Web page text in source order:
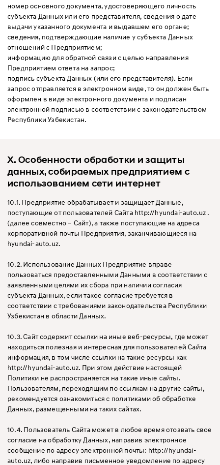
номер основного документа, удостоверяющего личность
субъекта Данных или его представителя, сведения о дате
выдачи указанного документа и выдавшем его органе;
сведения, подтверждающие наличие у субъекта Данных
отношений с Предприятием;
информацию для обратной связи с целью направления
Предприятием ответа на запрос;
подпись субъекта Данных (или его представителя). Если
запрос отправляется в электронном виде, то он должен быть
оформлен в виде электронного документа и подписан
электронной подписью в соответствии с законодательством
Республики Узбекистан.
X. Особенности обработки и защиты
данных, собираемых предприятием с
использованием сети интернет
10.1. Предприятие обрабатывает и защищает Данные,
поступающие от пользователей Cайта http://hyundai-auto.uz .
(далее совместно – Cайт), а также поступающие на адреса
корпоративной почты Предприятия, заканчивающиеся на
hyundai-auto.uz.
10.2. Использование Данных Предприятие вправе
пользоваться предоставленными Данными в соответствии с
заявленными целями их сбора при наличии согласия
субъекта Данных, если такое согласие требуется в
соответствии с требованиями законодательства Республики
Узбекистан в области Данных.
10.3. Сайт содержит ссылки на иные веб-ресурсы, где может
находиться полезная и интересная для пользователей Сайта
информация, в том числе ссылки на такие ресурсы как
http://hyundai-auto.uz. При этом действие настоящей
Политики не распространяется на такие иные сайты.
Пользователям, переходящим по ссылкам на другие сайты,
рекомендуется ознакомиться с политиками об обработке
Данных, размещенными на таких сайтах.
10.4. Пользователь Сайта может в любое время отозвать свое
согласие на обработку Данных, направив электронное
сообщение по адресу электронной почты: http://hyundai-
auto.uz, либо направив письменное уведомление по адресу